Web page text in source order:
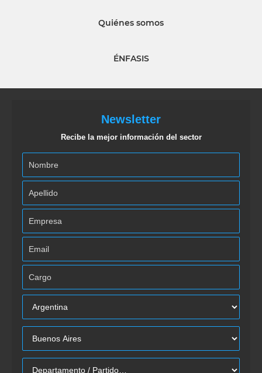
Quiénes somos
ÉNFASIS
Newsletter
Recibe la mejor información del sector